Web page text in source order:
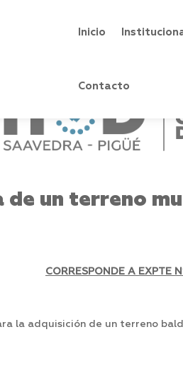
Inicio
Contacto
de un terreno
CORRESPONDE A EXPTE
la adquisición de un terreno